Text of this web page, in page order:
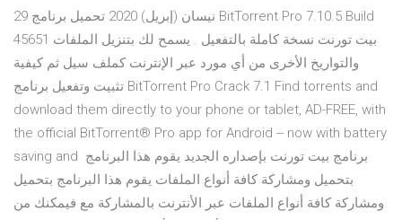
29 نيسان (إبريل) 2020 تحميل برنامج BitTorrent Pro 7.10.5 Build
45651 بيت تورنت نسخة كاملة بالتفعيل . يسمح لك بتنزيل الملفات
والتواريخ الأخرى من أي مورد عبر الإنترنت كملف سيل ثم كيفية
تثبيت وتفعيل برنامج BitTorrent Pro Crack 7.1 Find torrents and
download them directly to your phone or tablet, AD-FREE, with
the official BitTorrent® Pro app for Android -- now with battery
saving and برنامج بيت تورنت بإصداره الجديد يقوم هذا البرنامج
بتحميل ومشاركة كافة أنواع الملفات يقوم هذا البرنامج بتحميل
ومشاركة كافة أنواع الملفات عبر الأنترنت بالمشاركة مع فيمكنك من